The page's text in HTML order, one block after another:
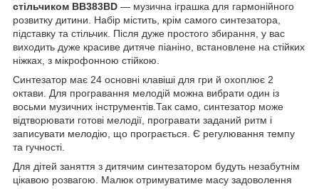
стільчиком BB383BD — музична іграшка для гармонійного
розвитку дитини. Набір містить, крім самого синтезатора,
підставку та стільчик. Після дуже простого збирання, у вас
виходить дуже красиве дитяче піаніно, встановлене на стійких
ніжках, з мікрофонною стійкою.
Синтезатор має 24 основні клавіші для гри й охоплює 2
октави. Для програвання мелодій можна вибрати один із
восьми музичних інструментів.Так само, синтезатор може
відтворювати готові мелодії, програвати заданий ритм і
записувати мелодію, що програється. Є регулювання темпу
та гучності.
Для дітей заняття з дитячим синтезатором будуть незабутнім
цікавою розвагою. Малюк отримуватиме масу задоволення